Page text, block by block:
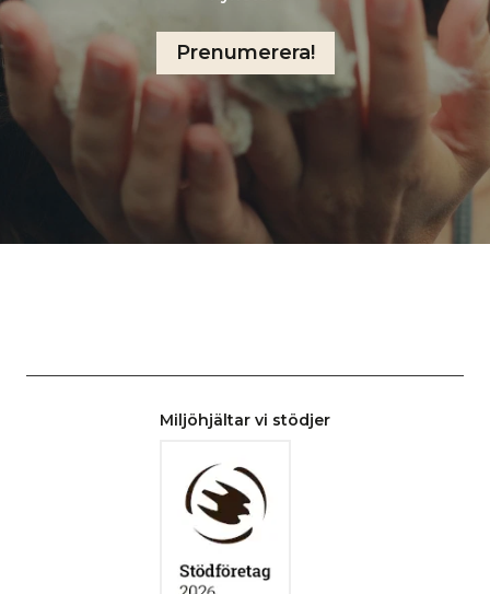
Prenumerera!
Miljöhjältar vi stödjer